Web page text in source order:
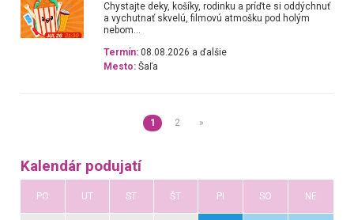
Chystajte deky, košíky, rodinku a príďte si oddýchnuť
a vychutnať skvelú, filmovú atmošku pod holým
nebom...
Termín: 08.08.2026 a ďalšie
Mesto: Šaľa
1 2 »
Kalendár podujatí
PO UT ST ŠT PI SO NE